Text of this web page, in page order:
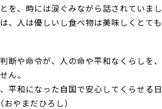
を、時には涙ぐみながら話されていまし
、人は優しいし食べ物は美味しくとて
断や命令が、人の命や平和なくらしを
ん。
平和になった自国で安心してくらせる
やまだひろし）